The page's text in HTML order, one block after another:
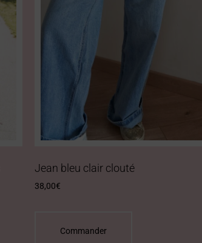
Jean bleu clair clouté
38,00€